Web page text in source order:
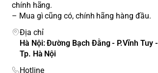
chính hãng.
– Mua gì cũng có, chính hãng hàng đầu.
Địa chỉ
Hà Nội: Đường Bạch Đằng - P.Vĩnh Tuy -
Tp. Hà Nội
Hotline